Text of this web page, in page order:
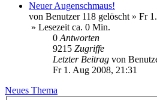
Neuer Augenschmaus!
von Benutzer 118 gelöscht» Fr
» Lesezeit ca. 0 Min.
0Antworten
9215 Zugriffe
Letzter Beitrag von
Fr 1. Aug 2008, 21:31
Neues Thema